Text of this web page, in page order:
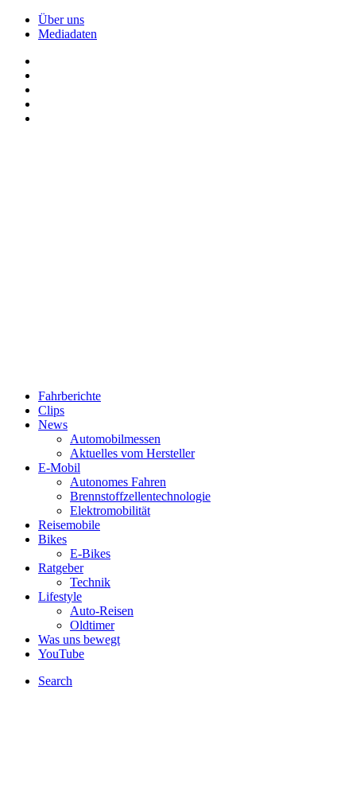
Über uns
Mediadaten
Fahrberichte
Clips
News
Automobilmessen
Aktuelles vom Hersteller
E-Mobil
Autonomes Fahren
Brennstoffzellentechnologie
Elektromobilität
Reisemobile
Bikes
E-Bikes
Ratgeber
Technik
Lifestyle
Auto-Reisen
Oldtimer
Was uns bewegt
YouTube
Search